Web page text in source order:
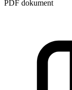
PDF dokument